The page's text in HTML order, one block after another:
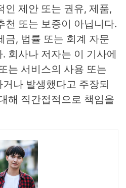
인 제안 또는 권유, 제품,
천 또는 보증이 아닙니다.
금, 법률 또는 회계 자문
회사나 저자는 이 기사에
는 서비스의 사용 또는
나 발생했다고 주장되
해 직간접적으로 책임을